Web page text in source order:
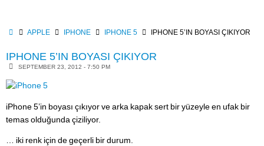
contentHOMEAPPLE IPHONE IPHONE 5 IPHONE 5’IN BOYASI ÇIKIYOR
IPHONE 5’IN BOYASI ÇIKIYOR
SEPTEMBER 23, 2012 - 7:50 PM
iPhone 5’in boyası çıkıyor ve arka kapak sert bir yüzeyle en ufak bir
temas olduğunda çiziliyor.
… iki renk için de geçerli bir durum.